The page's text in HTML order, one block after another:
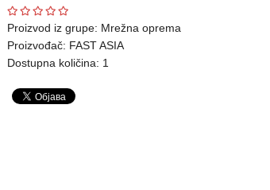
Proizvod iz grupe: Mrežna oprema
Proizvođač: FAST ASIA
Dostupna količina: 1